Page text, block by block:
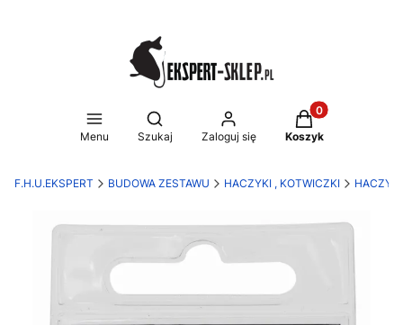
Menu
Otwórz wyszukiwarkę
Szukaj Zaloguj się
Produkty w
Koszyk
F.H.U.EKSPERT BUDOWA ZESTAWU HACZYKI , KOTWICZKI